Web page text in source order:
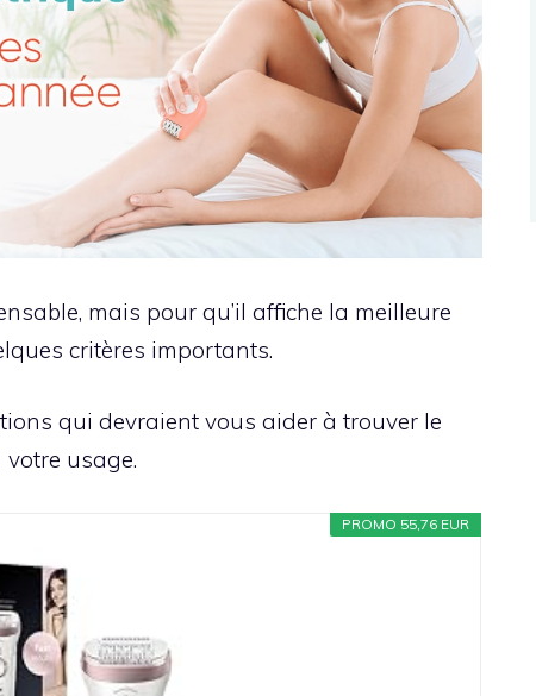
mais pour qu’il affiche la meilleure
critères importants.
qui devraient vous aider à trouver le
usage.
PROMO 55,76 EUR